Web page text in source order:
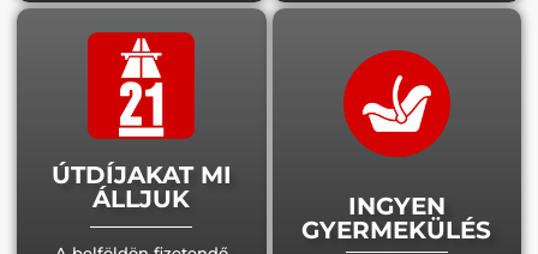
ÚTDÍJAKAT MI
ÁLLJUK
INGYEN
GYERMEKÜLÉS